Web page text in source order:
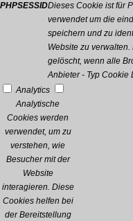
PHPSESSIDDieses Cookie ist für
verwendet um die
speichern und zu
Website zu
gelöscht, wenn alle
Anbieter - Typ Cookie
Analytics
Analytische
Cookies werden
verwendet, um zu
verstehen, wie
Besucher mit der
Website
interagieren. Diese
Cookies helfen bei
der Bereitstellung